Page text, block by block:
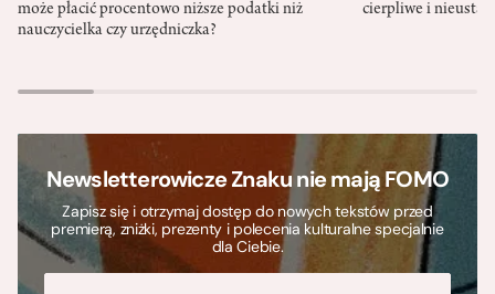
może płacić procentowo niższe podatki niż
nauczycielka czy urzędniczka?
cierpliwe i
Newsletterowicze Znaku nie mają FOMO
Zapisz się i otrzymaj dostęp do nowych tekstów przed
premierą, zniżki, prezenty i polecenia kulturalne specjalnie
dla Ciebie.